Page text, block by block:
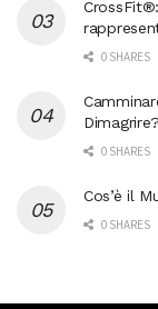
0 SHARES
Dimagrire?
0 SHARES
Cos’è il
0 SHARES